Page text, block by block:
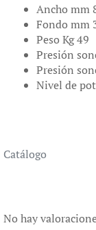
Ancho mm
Fondo mm
Peso Kg 49
Presión
Presión
Nivel de
Catálogo
No hay